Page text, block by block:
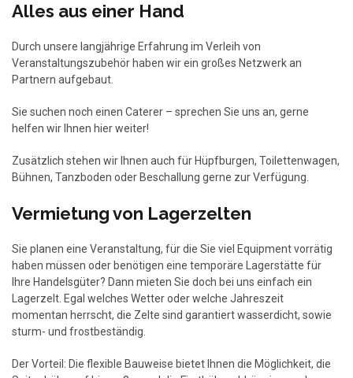
Alles aus einer Hand
Durch unsere langjährige Erfahrung im Verleih von
Veranstaltungszubehör haben wir ein großes Netzwerk an
Partnern aufgebaut.
Sie suchen noch einen Caterer – sprechen Sie uns an, gerne
helfen wir Ihnen hier weiter!
Zusätzlich stehen wir Ihnen auch für Hüpfburgen, Toilettenwagen,
Bühnen, Tanzboden oder Beschallung gerne zur Verfügung.
Vermietung von Lagerzelten
Sie planen eine Veranstaltung, für die Sie viel Equipment vorrätig
haben müssen oder benötigen eine temporäre Lagerstätte für
Ihre Handelsgüter? Dann mieten Sie doch bei uns einfach ein
Lagerzelt. Egal welches Wetter oder welche Jahreszeit
momentan herrscht, die Zelte sind garantiert wasserdicht, sowie
sturm- und frostbeständig.
Der Vorteil: Die flexible Bauweise bietet Ihnen die Möglichkeit, die